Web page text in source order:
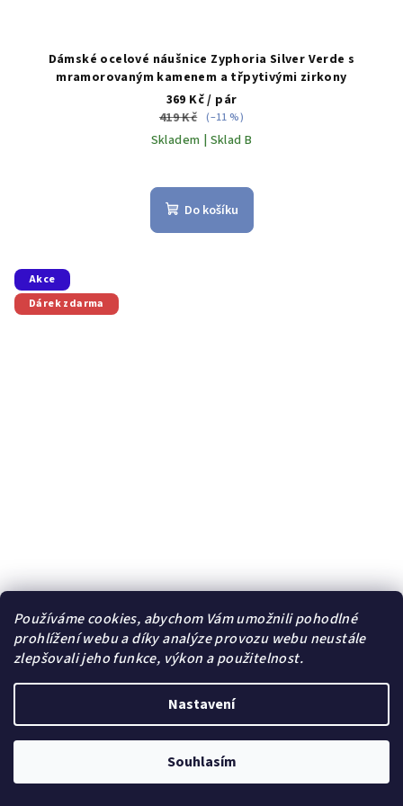
Používáme cookies, abychom Vám umožnili pohodlné
prohlížení webu a díky analýze provozu webu neustále
zlepšovali jeho funkce, výkon a použitelnost.
Nastavení
Souhlasím
Dámské ocelové náušnice Zyphoria Silver Verde s
mramorovaným kamenem a třpytivými zirkony
369 Kč/ pár
419 Kč (–11 %)
Skladem | Sklad B
Do košíku
Akce
Dárek zdarma
Dámské ocelové náušnice Zyphoria Gold Verde s
mramorovaným kamenem a třpytivými zirkony
369 Kč/ pár
419 Kč (–11 %)